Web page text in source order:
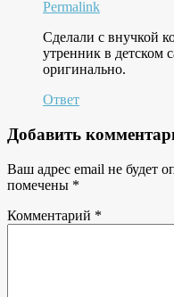
Permalink
Сделали с внучкой
утренник в детском
оригинально.
Ответ
Добавить
Ваш адрес email не будет
помечены *
Комментарий *